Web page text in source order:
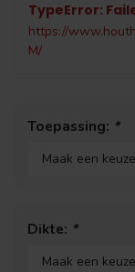
TypeError:
https://
M/
Toepassing: *
Dikte: *